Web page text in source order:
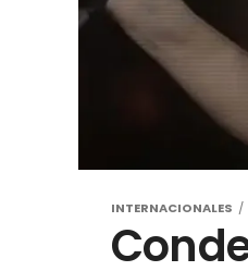
INTERNACIONALES